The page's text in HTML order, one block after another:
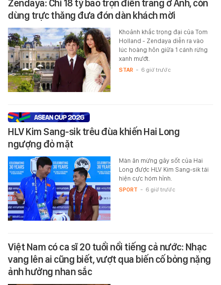
Zendaya: Chi 18 tỷ bao trọn điền trang ở Anh, còn
dùng trực thăng đưa đón dàn khách mời
Khoảnh khắc trọng đại của Tom
Holland - Zendaya diễn ra vào
lúc hoàng hôn giữa 1 cánh rừng
xanh mướt.
STAR - 6 giờ trước
HLV Kim Sang-sik trêu đùa khiến Hai Long
ngượng đỏ mặt
Màn ăn mừng gây sốt của Hai
Long được HLV Kim Sang-sik tái
hiện cực hóm hỉnh.
SPORT - 6 giờ trước
Việt Nam có ca sĩ 20 tuổi nổi tiếng cả nước: Nhạc
vang lên ai cũng biết, vượt qua biến cố bỏng nặng
ảnh hưởng nhan sắc